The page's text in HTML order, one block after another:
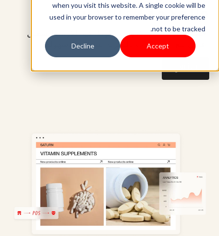
when you visit this website. A single cookie will be
used in your browser to remember your preference
not to be tracked.
Accept
Decline
والمكملات الغذائية
احصل على جميع الأدوات والوظائف اللازمة لتشغيل
أعمال بيع الفيتامينات بالتجزئة بسلاسة وسهولة.
ابدأ الآن